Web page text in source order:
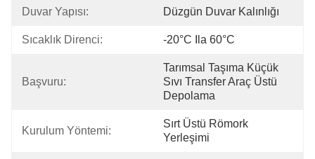
Duvar Yapısı: Düzgün Duvar Kalınlığı
Sıcaklık Direnci: -20°C Ila 60°C
Başvuru:
Tarımsal Taşıma Küçük
Sıvı Transfer Araç Üstü
Depolama
Kurulum Yöntemi:
Sırt Üstü Römork
Yerleşimi